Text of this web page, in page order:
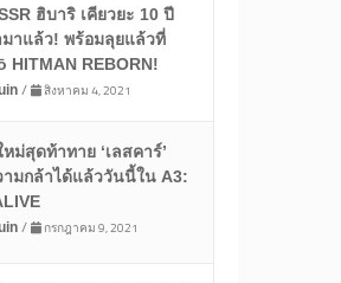
ฮิบาริ เคียวยะ 10 ปี
าแล้ว! พร้อมลุยแล้วที่
HITMAN REBORN!
/ สิงหาคม 4, 2021
ม่สุดท้าทาย ‘เลสคาร์’
มกล้าได้แล้ววันนี้ใน A3:
/ กรกฎาคม 9, 2021